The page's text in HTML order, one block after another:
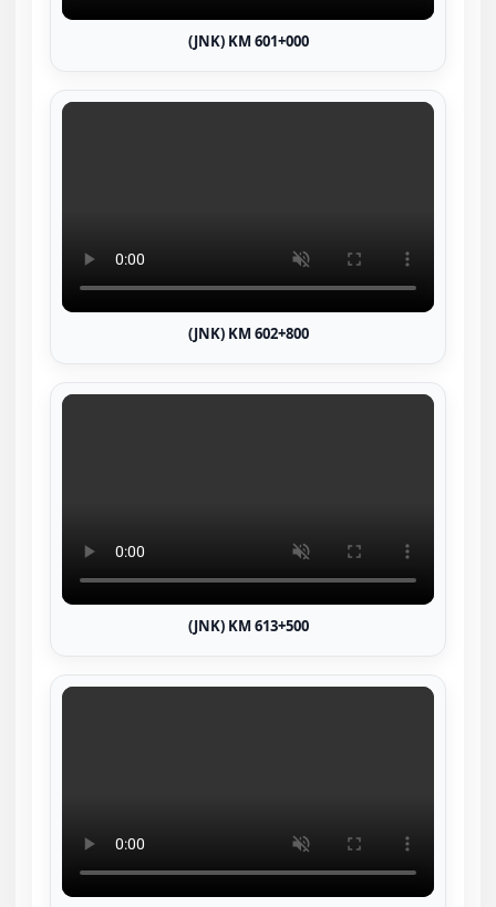
(JNK) KM 601+000
(JNK) KM 602+800
(JNK) KM 613+500